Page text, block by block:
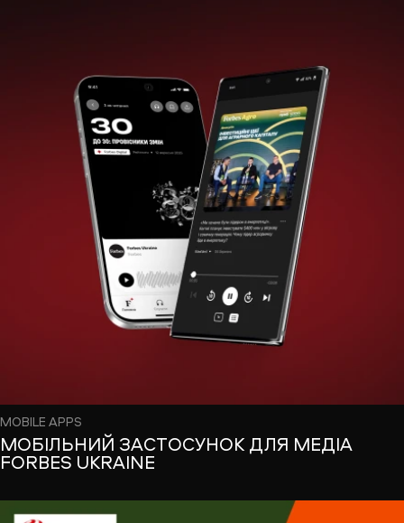
MOBILE APPS
МОБІЛЬНИЙ ЗАСТОСУНОК ДЛЯ МЕДІА
FORBES UKRAINE